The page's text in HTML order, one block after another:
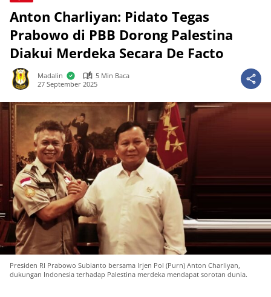
Anton Charliyan: Pidato Tegas
Prabowo di PBB Dorong Palestina
Diakui Merdeka Secara De Facto
Madalin
5 Min Baca
27 September 2025
Presiden RI Prabowo Subianto bersama Irjen Pol (Purn) Anton Charliyan,
dukungan Indonesia terhadap Palestina merdeka mendapat sorotan dunia.